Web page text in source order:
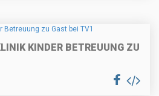
KINDER BETREUUNG ZU